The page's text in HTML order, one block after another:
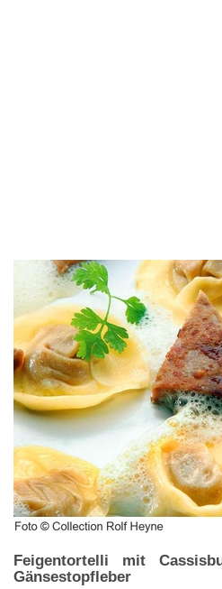
Feigentortelli mit
Gänsestopfleber